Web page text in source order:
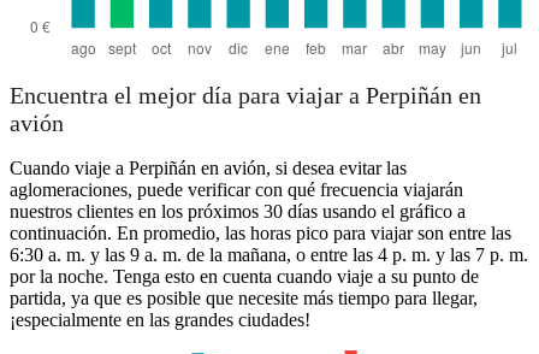
Encuentra el mejor día para viajar a Perpiñán en
avión
Cuando viaje a Perpiñán en avión, si desea evitar las
aglomeraciones, puede verificar con qué frecuencia viajarán
nuestros clientes en los próximos 30 días usando el gráfico a
continuación. En promedio, las horas pico para viajar son entre las
6:30 a. m. y las 9 a. m. de la mañana, o entre las 4 p. m. y las 7 p. m.
por la noche. Tenga esto en cuenta cuando viaje a su punto de
partida, ya que es posible que necesite más tiempo para llegar,
¡especialmente en las grandes ciudades!